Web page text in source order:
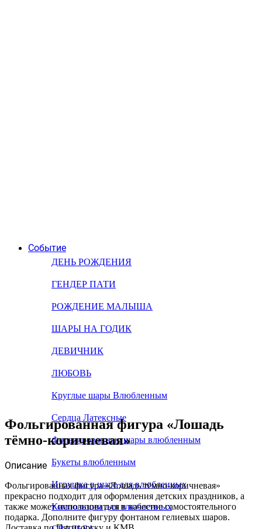
Событие
ДЕНЬ РОЖДЕНИЯ
ГЕНДЕР ПАТИ
РОЖДЕНИЕ МАЛЫША
ШАРЫ НА ГОДИК
ДЕВИЧНИК
ЛЮБОВЬ
Круглые шары Влюбленным
Сердца Латексные
Фольгированные шары влюбленным
Букеты влюбленным
Игрушка в шаре для влюбленных
Композиции для влюбленных
Фольгированная фигура «Лошадь
тёмно-коричневая»
Описание
Фольгированная фигура «Лошадь тёмно-коричневая»
прекрасно подходит для оформления детских праздников, а
также может использоваться в качестве самостоятельного
подарка. Дополните фигуру фонтаном гелиевых шаров.